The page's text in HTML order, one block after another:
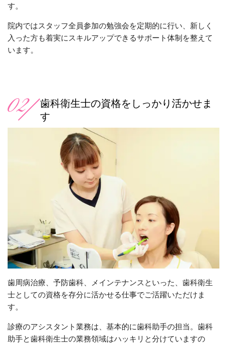
す。
院内ではスタッフ全員参加の勉強会を定期的に行い、新しく
入った方も着実にスキルアップできるサポート体制を整えて
います。
歯科衛生士の資格をしっかり活かせま
す
歯周病治療、予防歯科、メインテナンスといった、歯科衛生
士としての資格を存分に活かせる仕事でご活躍いただけま
す。
診療のアシスタント業務は、基本的に歯科助手の担当。歯科
助手と歯科衛生士の業務領域はハッキリと分けていますの